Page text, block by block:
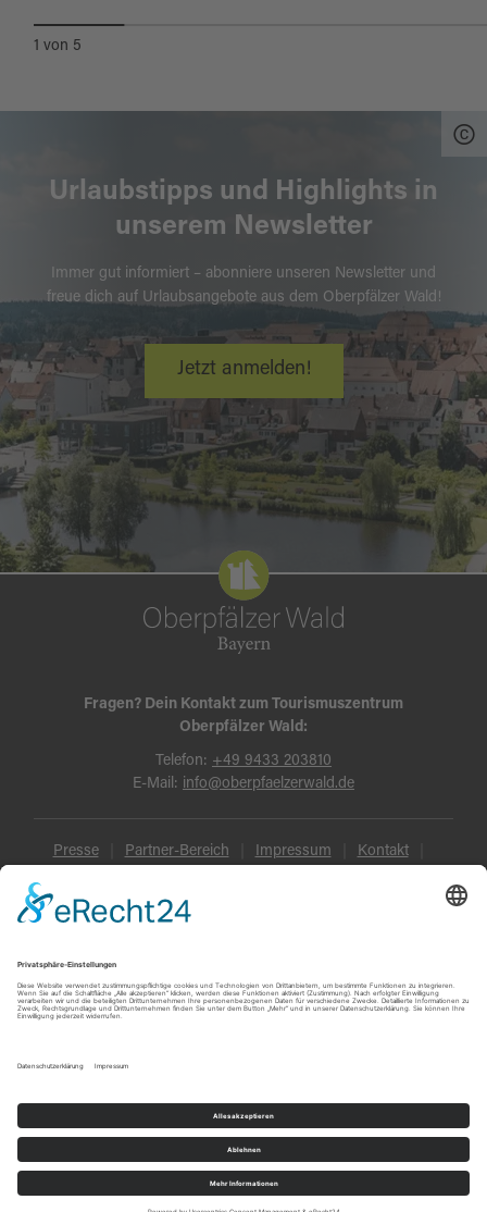
1 von 5
Urlaubstipps und Highlights in
unserem Newsletter
Immer gut informiert – abonniere unseren Newsletter und
freue dich auf Urlaubsangebote aus dem Oberpfälzer Wald!
Jetzt anmelden!
Fragen? Dein Kontakt zum Tourismuszentrum
Oberpfälzer Wald:
Telefon: +49 9433 203810
E-Mail: info@oberpfaelzerwald.de
Presse Partner-Bereich Impressum Kontakt
Datenschutz
© Oberpfälzer Wald 2026